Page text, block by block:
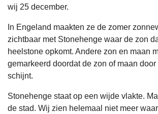
wij 25 december.
In Engeland maakten ze de zomer
zichtbaar met Stonehenge waar de zon
heelstone opkomt. Andere zon en maan
gemarkeerd doordat de zon of maan
schijnt.
Stonehenge staat op een wijde vlakte.
de stad. Wij zien helemaal niet meer